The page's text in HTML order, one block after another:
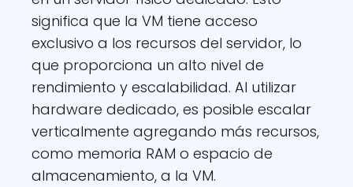
significa que la VM tiene acceso
exclusivo a los recursos del servidor, lo
que proporciona un alto nivel de
rendimiento y escalabilidad. Al utilizar
hardware dedicado, es posible escalar
verticalmente agregando más recursos,
como memoria RAM o espacio de
almacenamiento, a la VM.